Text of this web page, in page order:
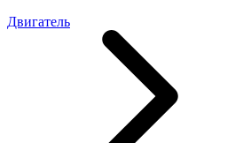
Двигатель